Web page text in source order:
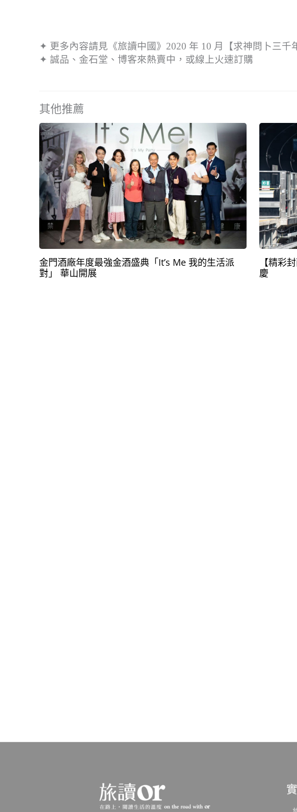
✦ 更多內容請見《旅讀中國》2020 年 10 月【求神問卜三千
✦ 誠品、金石堂、博客來熱賣中，或線上火速訂購
其他推薦
金門酒廠年度最強金酒盛典「It’s Me 我的生活派
對」 華山開展
【精彩
慶